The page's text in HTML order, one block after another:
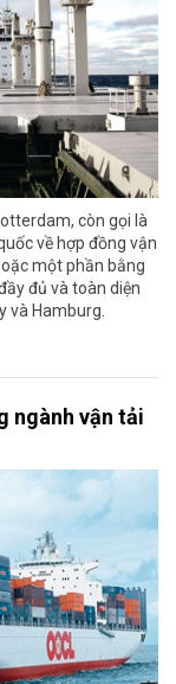
còn gọi là
về hợp đồng vận
một phần bằng
đủ và toàn diện
và Hamburg.
ngành vận tải